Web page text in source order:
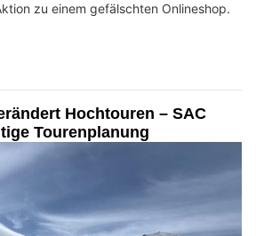
zu einem gefälschten Onlineshop.
Hochtouren – SAC
Tourenplanung